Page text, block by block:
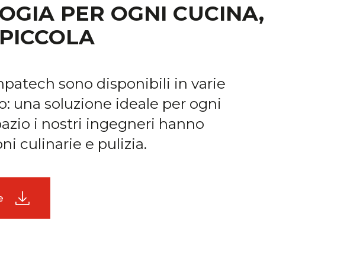
PER OGNI CUCINA,
sono disponibili in varie
una soluzione ideale per ogni
i nostri ingegneri hanno
culinarie e pulizia.